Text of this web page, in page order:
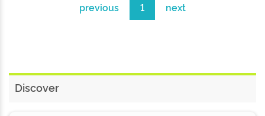
previous 1 next
Discover